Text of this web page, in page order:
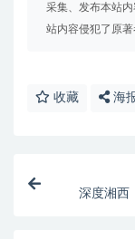
采集、发布本站
站内容侵犯了原著
收藏 海
深度湘西